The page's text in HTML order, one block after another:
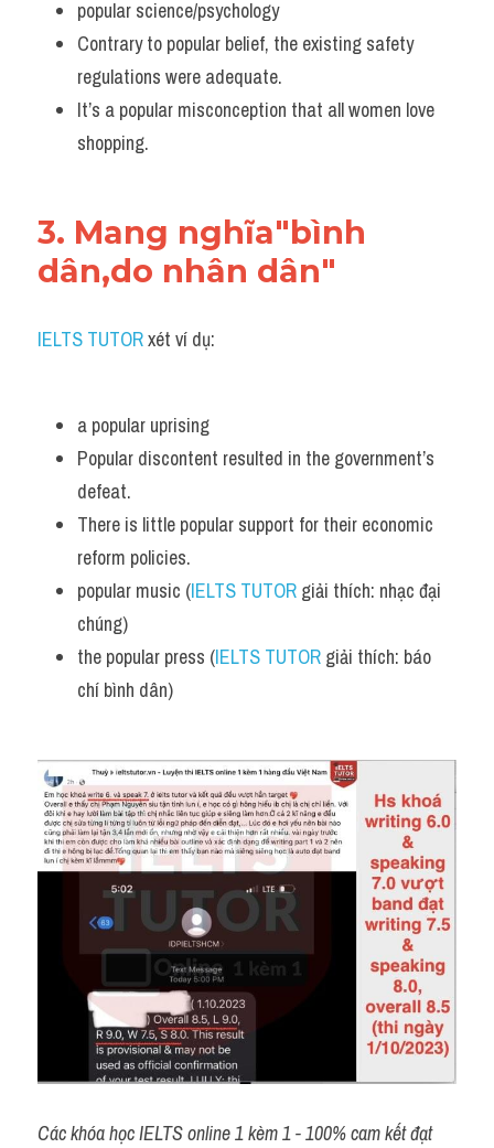
popular science/psychology
Contrary to popular belief, the existing safety
regulations were adequate.
It’s a popular misconception that all women love
shopping.
3. Mang nghĩa"bình
dân,do nhân dân"
IELTS TUTOR xét ví dụ:
a popular uprising
Popular discontent resulted in the government’s
defeat.
There is little popular support for their economic
reform policies.
popular music (IELTS TUTOR giải thích: nhạc đại
chúng)
the popular press (IELTS TUTOR giải thích: báo
chí bình dân)
Các khóa học IELTS online 1 kèm 1 - 100% cam kết đạt